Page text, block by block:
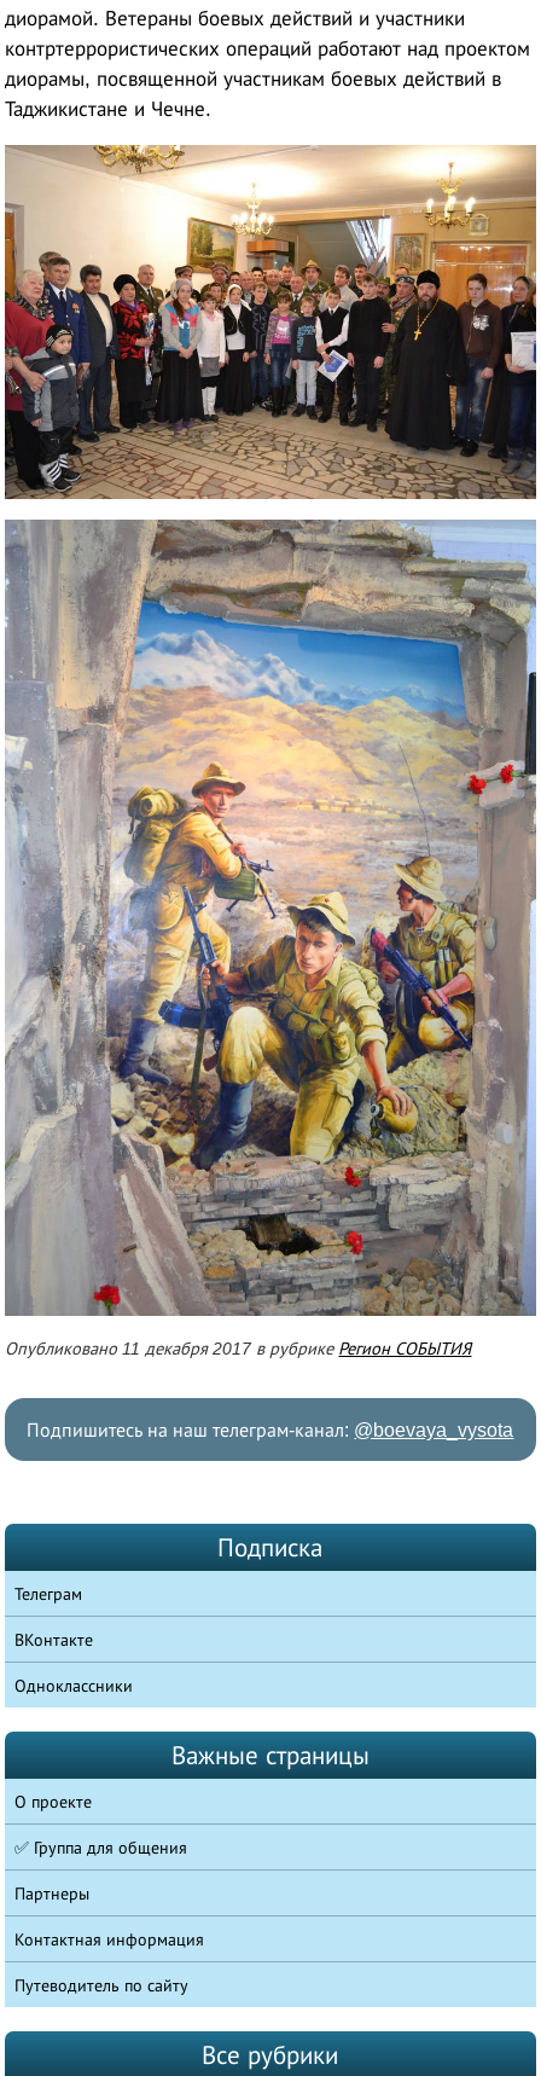
диорамой. Ветераны боевых действий и участники
контртеррористических операций работают над проектом
диорамы, посвященной участникам боевых действий в
Таджикистане и Чечне.
Опубликовано 11 декабря 2017 в рубрике Регион СОБЫТИЯ
Подпишитесь на наш телеграм-канал: @boevaya_vysota
Подписка
Телеграм
ВКонтакте
Одноклассники
Важные страницы
О проекте
✅ Группа для общения
Партнеры
Контактная информация
Путеводитель по сайту
Все рубрики